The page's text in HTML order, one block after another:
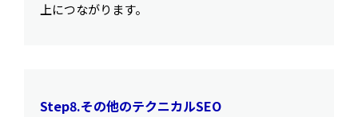
上につながります。
Step8.その他のテクニカルSEO